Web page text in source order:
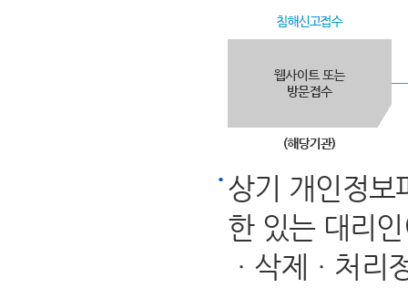
상기 개인정보
한 있는 대리
ㆍ삭제ㆍ처리